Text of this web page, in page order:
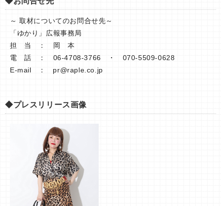
～ 取材についてのお問合せ先～
「ゆかり」広報事務局
担 当 ： 岡 本
電 話 ： 06-4708-3766 ・ 070-5509-0628
E-mail ： pr@raple.co.jp
◆プレスリリース画像